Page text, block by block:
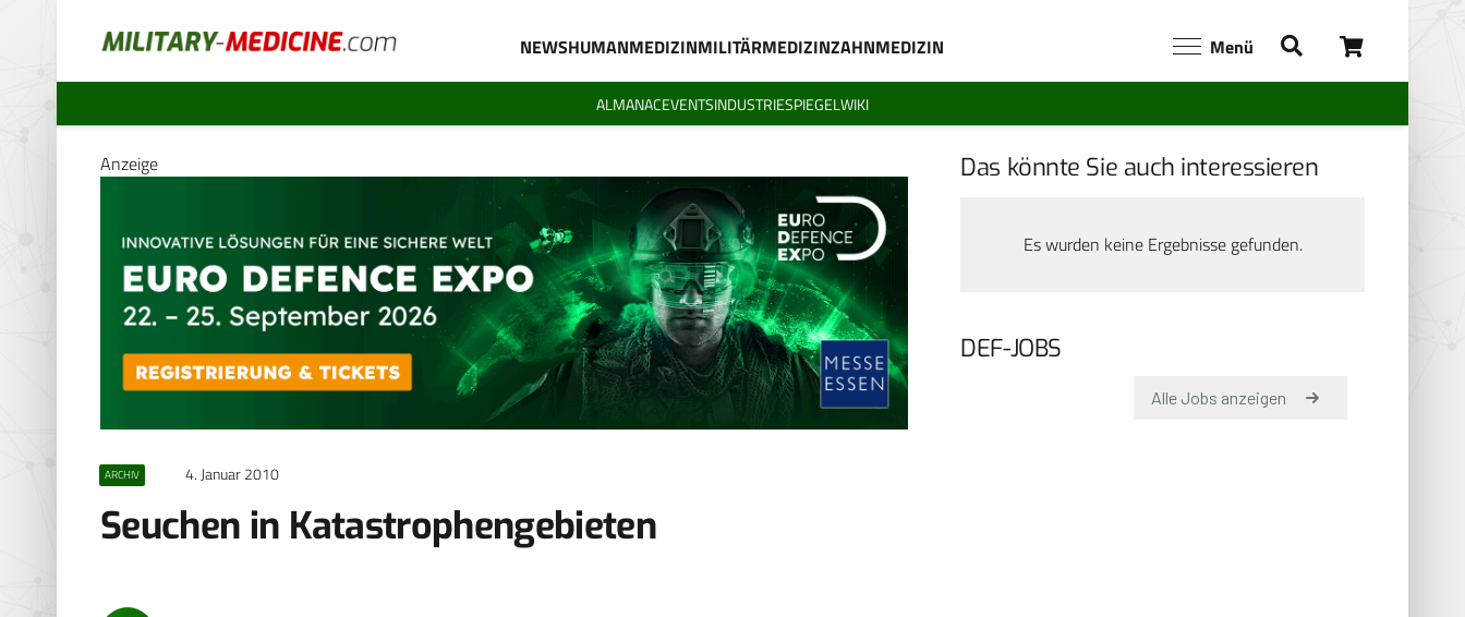
NEWSHUMANMEDIZINMILITÄRMEDIZINZAHNMEDIZIN Menü
ALMANACEVENTSINDUSTRIESPIEGELWIKI
Anzeige
ARCHIV 4. Januar 2010
Seuchen in Katastrophengebieten
Das könnte Sie auch interessieren
Es wurden keine Ergebnisse gefunden.
DEF-JOBS